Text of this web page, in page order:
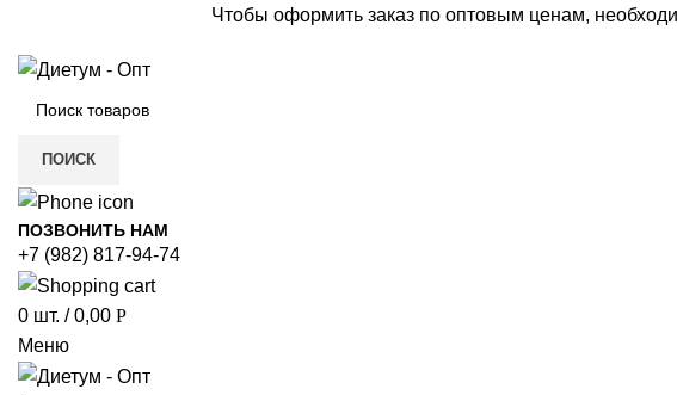
Чтобы оформить заказ по оптовым ценам,
ПОИСК
ПОЗВОНИТЬ НАМ
+7 (982) 817-94-74
0 шт. / 0,00 Р
Меню